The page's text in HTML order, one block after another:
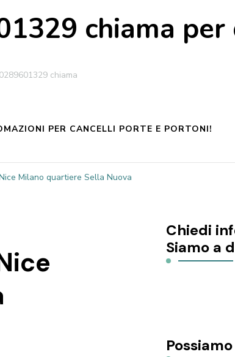
chiama per
chiama
PER CANCELLI PORTE E PORTONI!
Milano quartiere Sella Nuova
Chiedi
Siamo a